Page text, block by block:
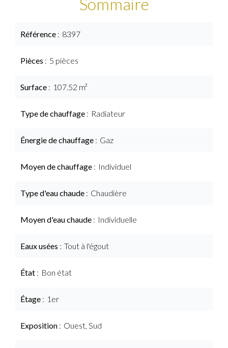
Référence 8397
Pièces 5 pièces
Surface 107.52 m²
Type de chauffage Radiateur
Énergie de chauffage Gaz
Moyen de chauffage Individuel
Type d'eau chaude Chaudière
Moyen d'eau chaude Individuelle
Eaux usées Tout à l'égout
État Bon état
Étage 1er
Exposition Ouest, Sud